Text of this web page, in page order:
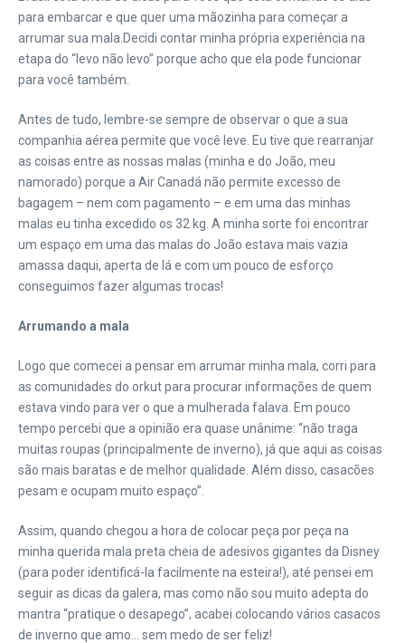
para embarcar e que quer uma mãozinha para começar a
arrumar sua mala. Decidi contar minha própria experiência na
etapa do “levo não levo” porque acho que ela pode funcionar
para você também.
Antes de tudo, lembre-se sempre de observar o que a sua
companhia aérea permite que você leve. Eu tive que rearranjar
as coisas entre as nossas malas (minha e do João, meu
namorado) porque a Air Canadá não permite excesso de
bagagem – nem com pagamento – e em uma das minhas
malas eu tinha excedido os 32 kg. A minha sorte foi encontrar
um espaço em uma das malas do João estava mais vazia
amassa daqui, aperta de lá e com um pouco de esforço
conseguimos fazer algumas trocas!
Arrumando a mala
Logo que comecei a pensar em arrumar minha mala, corri para
as comunidades do orkut para procurar informações de quem
estava vindo para ver o que a mulherada falava. Em pouco
tempo percebi que a opinião era quase unânime: “não traga
muitas roupas (principalmente de inverno), já que aqui as coisas
são mais baratas e de melhor qualidade. Além disso, casacões
pesam e ocupam muito espaço”.
Assim, quando chegou a hora de colocar peça por peça na
minha querida mala preta cheia de adesivos gigantes da Disney
(para poder identificá-la facilmente na esteira!), até pensei em
seguir as dicas da galera, mas como não sou muito adepta do
mantra “pratique o desapego”, acabei colocando vários casacos
de inverno que amo… sem medo de ser feliz!